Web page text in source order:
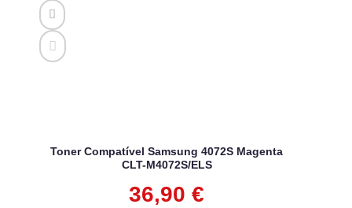
Toner Compatível Samsung 4072S Magenta
CLT-M4072S/ELS
36,90 €